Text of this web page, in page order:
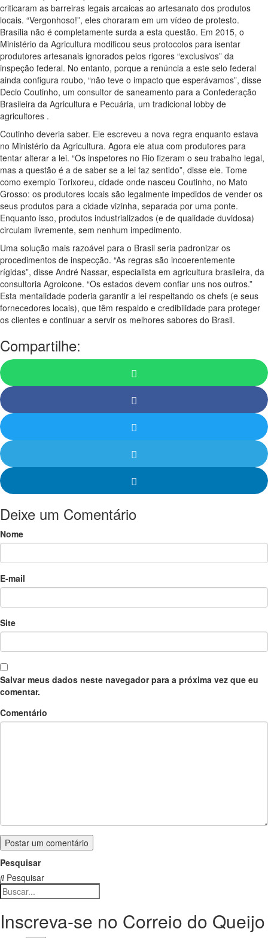
criticaram as barreiras legais arcaicas ao artesanato dos produtos
locais. “Vergonhoso!”, eles choraram em um vídeo de protesto.
Brasília não é completamente surda a esta questão. Em 2015, o
Ministério da Agricultura modificou seus protocolos para isentar
produtores artesanais ignorados pelos rigores “exclusivos” da
inspeção federal. No entanto, porque a renúncia a este selo federal
ainda configura roubo, “não teve o impacto que esperávamos”, disse
Decio Coutinho, um consultor de saneamento para a Confederação
Brasileira da Agricultura e Pecuária, um tradicional lobby de
agricultores .
Coutinho deveria saber. Ele escreveu a nova regra enquanto estava
no Ministério da Agricultura. Agora ele atua com produtores para
tentar alterar a lei. “Os inspetores no Rio fizeram o seu trabalho legal,
mas a questão é a de saber se a lei faz sentido”, disse ele. Tome
como exemplo Torixoreu, cidade onde nasceu Coutinho, no Mato
Grosso: os produtores locais são legalmente impedidos de vender os
seus produtos para a cidade vizinha, separada por uma ponte.
Enquanto isso, produtos industrializados (e de qualidade duvidosa)
circulam livremente, sem nenhum impedimento.
Uma solução mais razoável para o Brasil seria padronizar os
procedimentos de inspecção. “As regras são incoerentemente
rígidas”, disse André Nassar, especialista em agricultura brasileira, da
consultoria Agroicone. “Os estados devem confiar uns nos outros.”
Esta mentalidade poderia garantir a lei respeitando os chefs (e seus
fornecedores locais), que têm respaldo e credibilidade para proteger
os clientes e continuar a servir os melhores sabores do Brasil.
Compartilhe:
Deixe um Comentário
Nome
E-mail
Site
Salvar meus dados neste navegador para a próxima vez que eu
comentar.
Comentário
Pesquisar
Pesquisar
Inscreva-se no Correio do Queijo